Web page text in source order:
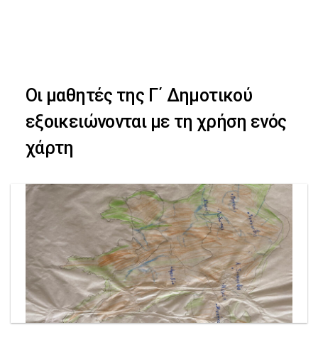
navigation
to
content
Οι μαθητές της Γ΄ Δημοτικού
εξοικειώνονται με τη χρήση ενός
χάρτη